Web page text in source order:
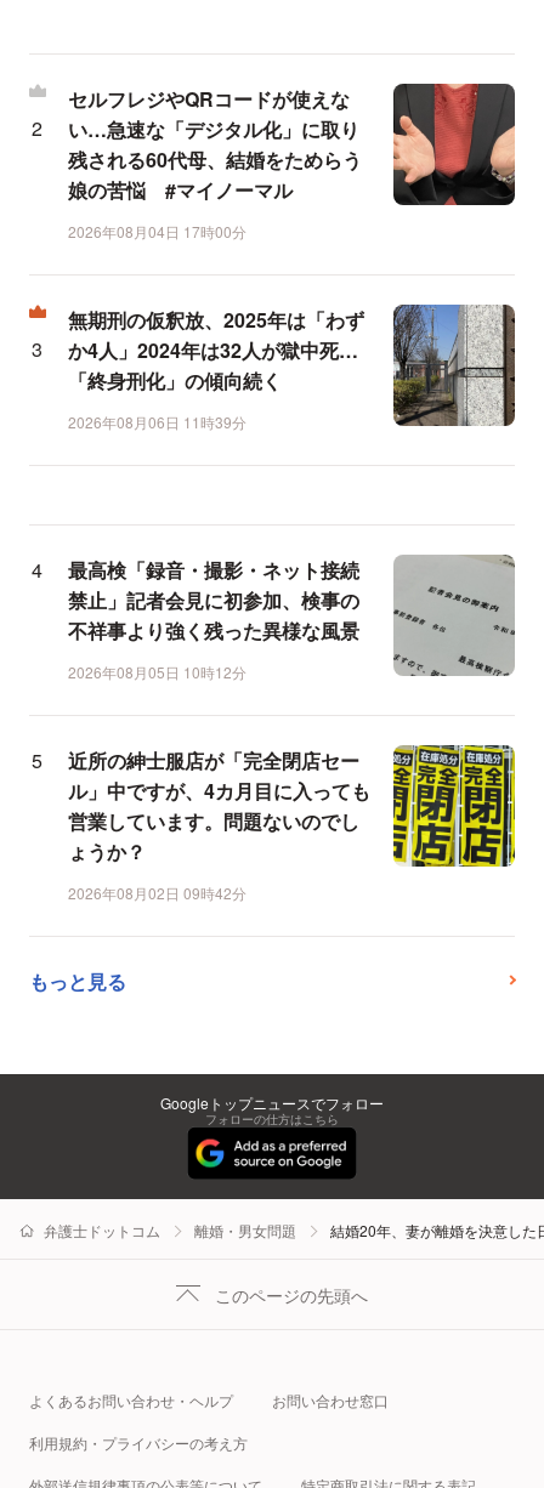
セルフレジやQRコードが使えな
い…急速な「デジタル化」に取り
残される60代母、結婚をためらう
娘の苦悩 #マイノーマル
2026年08月04日 17時00分
無期刑の仮釈放、2025年は「わず
か4人」2024年は32人が獄中死…
「終身刑化」の傾向続く
2026年08月06日 11時39分
最高検「録音・撮影・ネット接続
禁止」記者会見に初参加、検事の
不祥事より強く残った異様な風景
2026年08月05日 10時12分
近所の紳士服店が「完全閉店セー
ル」中ですが、4カ月目に入っても
営業しています。問題ないのでし
ょうか？
2026年08月02日 09時42分
もっと見る
Googleトップニュースでフォロー
フォローの仕方はこちら
弁護士ドットコム 離婚・男女問題 結婚20年、妻が離婚を決意し
このページの先頭へ
よくあるお問い合わせ・ヘルプ お問い合わせ窓口
利用規約・プライバシーの考え方